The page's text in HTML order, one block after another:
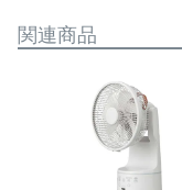
関連商品